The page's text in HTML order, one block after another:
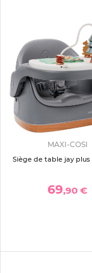
MAXI-COSI
Siège de table jay
69,90 €